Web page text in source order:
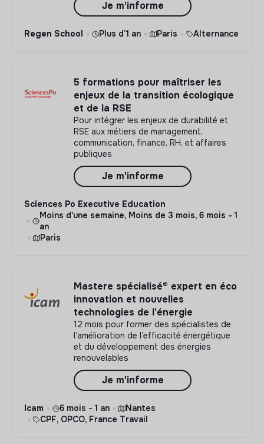
Je m'informe
Regen School Plus d’1 an Paris Alternance
5 formations pour maîtriser les
enjeux de la transition écologique
et de la RSE
Pour intégrer les enjeux de durabilité et
RSE aux métiers de management,
communication, finance, RH, et affaires
publiques
Je m'informe
Sciences Po Executive Education
Moins d'une semaine, Moins de 3 mois, 6 mois - 1
an
Paris
Mastere spécialisé® expert en éco
innovation et nouvelles
technologies de l’énergie
12 mois pour former des spécialistes de
l’amélioration de l’efficacité énergétique
et du développement des énergies
renouvelables
Je m'informe
Icam 6 mois - 1 an
Nantes
CPF, OPCO, France Travail